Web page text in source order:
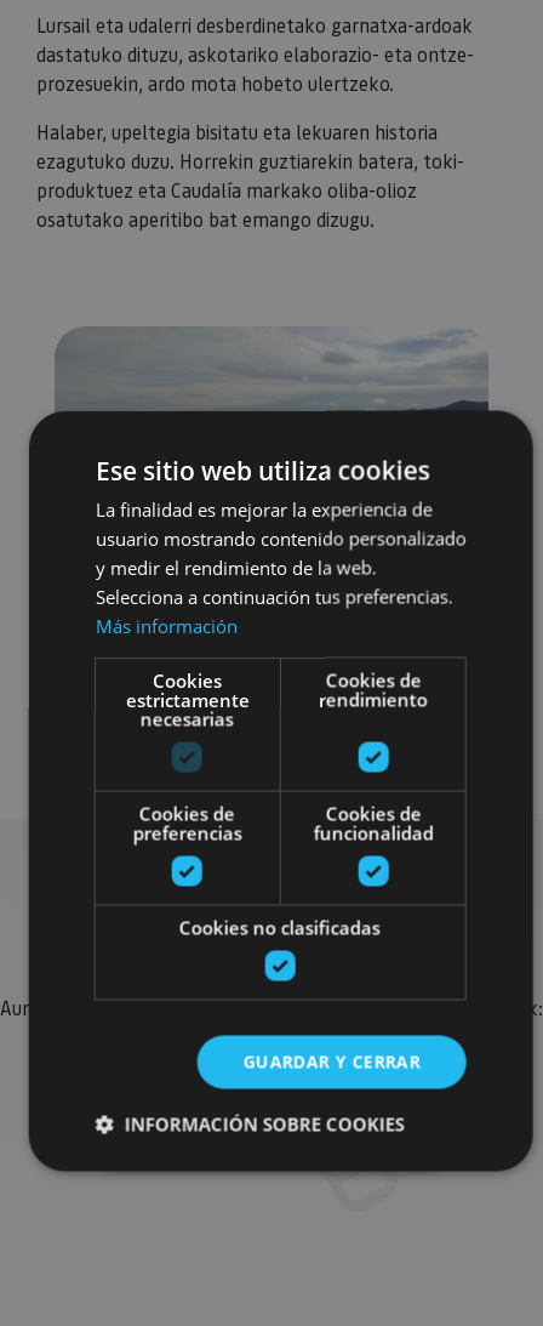
Lursail eta udalerri desberdinetako garnatxa-ardoak
dastatuko dituzu, askotariko elaborazio- eta ontze-
prozesuekin, ardo mota hobeto ulertzeko.
Halaber, upeltegia bisitatu eta lekuaren historia
ezagutuko duzu. Horrekin guztiarekin batera, toki-
produktuez eta Caudalía markako oliba-olioz
osatutako aperitibo bat emango dizugu.
Bilatu plan gehiago
Aurkitu zure bidaia Nafarroan osatzeko planak eta iradokizunak:
jarduera antolatuak, bisitak eta agendaren ekitaldi
garrantzitsuenak.
Ese sitio web utiliza cookies
La finalidad es mejorar la experiencia de
usuario mostrando contenido personalizado
y medir el rendimiento de la web.
Selecciona a continuación tus preferencias.
Más información
Cookies
estrictamente
necesarias
Cookies de
rendimiento
Cookies de
preferencias
Cookies de
funcionalidad
Cookies no clasificadas
GUARDAR Y CERRAR
INFORMACIÓN SOBRE COOKIES